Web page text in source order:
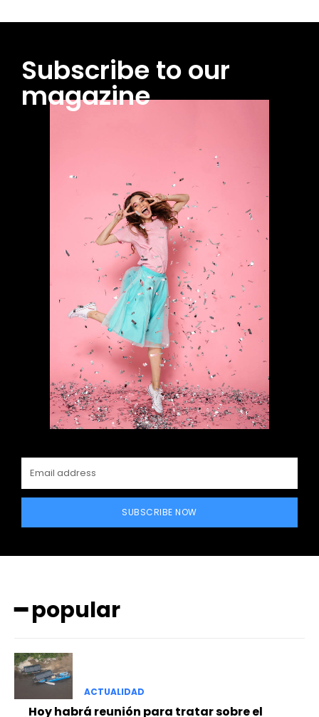
━ Planes
Subscribe to our
magazine
SUBSCRIBE NOW
━ popular
ACTUALIDAD
Hoy habrá reunión para tratar sobre el